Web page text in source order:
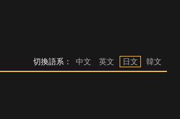
切換語系： 中文 英文 日文 韓文